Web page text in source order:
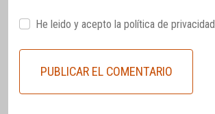
He leido y acepto la política de privacidad